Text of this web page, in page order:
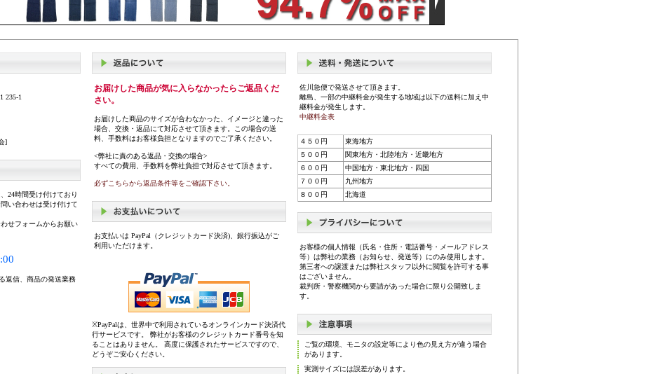
235-1
]
24時間受け付けており
い合わせは受け付けて
せフォームからお願い
返信、商品の発送業務
お届けした商品が気に入らなかったらご返品くだ
さい。
お届けした商品のサイズが合わなかった、イメージと違った
場合、交換・返品にて対応させて頂きます。この場合の送
料、手数料はお客様負担となりますのでご了承ください。
<弊社に責のある返品・交換の場合>
すべての費用、手数料を弊社負担で対応させて頂きます。
必ずこちらから返品条件等をご確認下さい。
お支払いは PayPal（クレジットカード決済)、銀行振込がご
利用いただけます。
※PayPalは、世界中で利用されているオンラインカード決済代
行サービスです。 弊社がお客様のクレジットカード番号を知
ることはありません。 高度に保護されたサービスですので、
どうぞご安心ください。
佐川急便で発送させて頂きます。
離島、一部の中継料金が発生する地域は以下の送料に加え中
継料金が発生します。
中継料金表
４５０円
東海地方
５００円
関東地方・北陸地方・近畿地方
６００円
中国地方・東北地方・四国
７００円
九州地方
８００円
北海道
お客様の個人情報（氏名・住所・電話番号・メールアドレス
等）は弊社の業務（お知らせ、発送等）にのみ使用します。
第三者への譲渡または弊社スタッフ以外に閲覧を許可する事
はございません。
裁判所・警察機関から要請があった場合に限り公開致しま
す。
ご覧の環境、モニタの設定等により色の見え方が違う場合
があります。
実測サイズには誤差があります。